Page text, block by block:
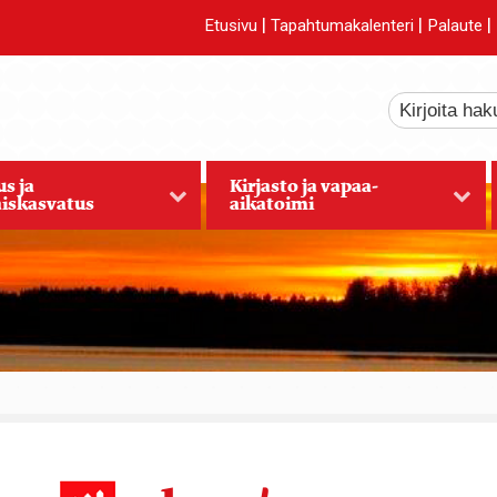
Etusivu | Tapahtumakalenteri | Palaute |
ja Kirjasto ja vapaa-
aikatoimi